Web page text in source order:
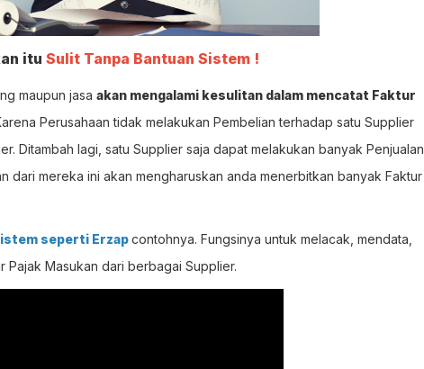
itu Sulit Tanpa Bantuan Sistem !
maupun jasa akan mengalami kesulitan dalam mencatat Faktur
Perusahaan tidak melakukan Pembelian terhadap satu Supplier
Ditambah lagi, satu Supplier saja dapat melakukan banyak Penjualan
dari mereka ini akan mengharuskan anda menerbitkan banyak Faktur
seperti Erzapcontohnya. Fungsinya untuk melacak, mendata,
Pajak Masukan dari berbagai Supplier.